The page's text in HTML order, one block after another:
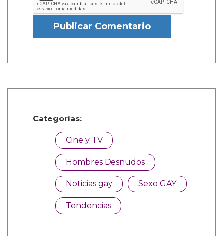
Publicar Comentario
Categorías:
Cine y TV
Hombres Desnudos
Noticias gay Sexo GAY
Tendencias